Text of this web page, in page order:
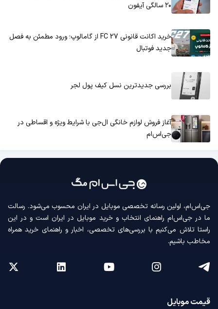
۲۰ سالگی آیفون
خرید اکانت قانونی FC 27 از گامالوپ؛ ورود مطمئن به فصل
جدید فوتبال
بررسی جدیدترین نسل کیف پول لجر
آغاز فروش لوازم خانگی ال‌جی با شرایط ویژه و اقساطی در
جی‌اس‌ام
جی‌اس‌ام، اولین رسانه‌ تخصصی موبایل در ایران محسوب می‌شود. رسالت
ما در جی‌اس‌ام راهنمای انتخاب و خرید موبایل در ایران است و در این
راستا تلاش می‌کنیم با بررسی‌های تخصصی، اخبار و راهنمای خرید همراه
مخاطب باشیم.
قیمت موبایل